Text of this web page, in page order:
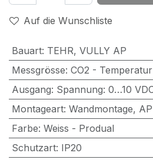
Auf die Wunschliste
Bauart: TEHR, VULLY AP
Messgrösse: CO2 -
Ausgang: Spannung: 0…10
Montageart: Wandmontage,
Farbe: Weiss - Produal
Schutzart: IP20